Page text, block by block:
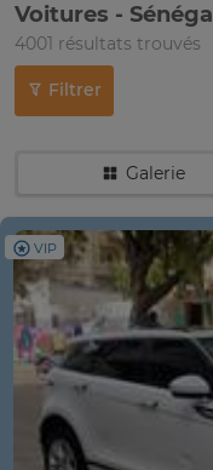
Voitures - Sénégal
4001 résultats trouvés
Filtrer
Galerie
VIP